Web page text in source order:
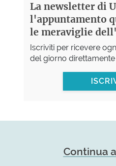
La newsletter di
l'appuntamento
le meraviglie
Iscriviti per ricevere
del giorno
Continua